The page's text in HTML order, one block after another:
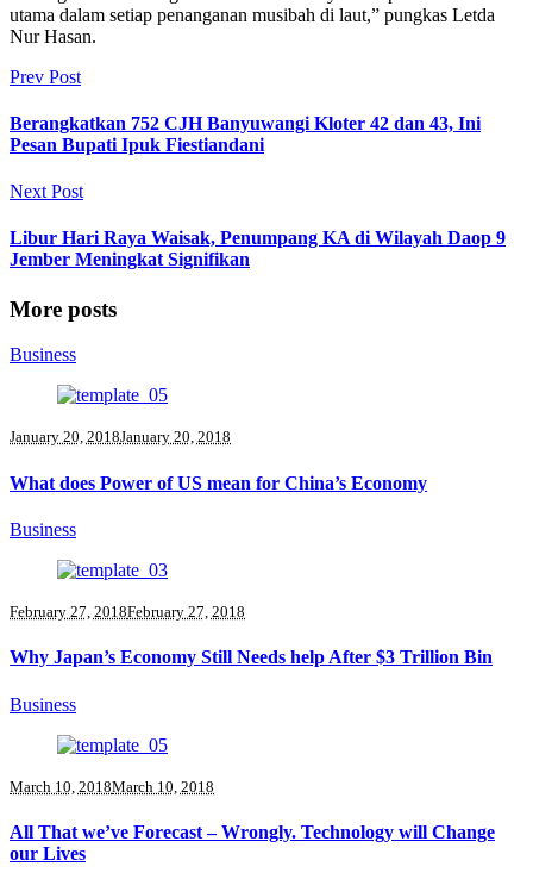
utama dalam setiap penanganan musibah di laut,” pungkas Letda
Nur Hasan.
Prev Post
Berangkatkan 752 CJH Banyuwangi Kloter 42 dan 43, Ini
Pesan Bupati Ipuk Fiestiandani
Next Post
Libur Hari Raya Waisak, Penumpang KA di Wilayah Daop 9
Jember Meningkat Signifikan
More posts
Business
January 20, 2018January 20, 2018
What does Power of US mean for China’s Economy
Business
February 27, 2018February 27, 2018
Why Japan’s Economy Still Needs help After $3 Trillion Bin
Business
March 10, 2018March 10, 2018
All That we’ve Forecast – Wrongly. Technology will Change
our Lives